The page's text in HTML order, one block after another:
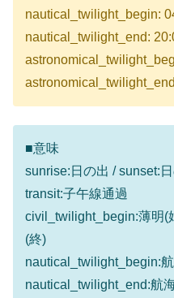
nautical_twilight_begin:
nautical_twilight_end:
■意味
sunrise:日の出 / sunset:日
transit:子午線通過
civil_twilight_begin:薄明(
(終)
nautical_twilight_begin:
nautical_twilight_end:航